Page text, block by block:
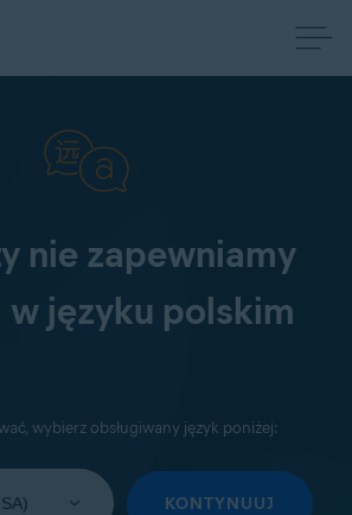
nie zapewniamy
w języku polskim
wybierz obsługiwany język poniżej:
KONTYNUUJ